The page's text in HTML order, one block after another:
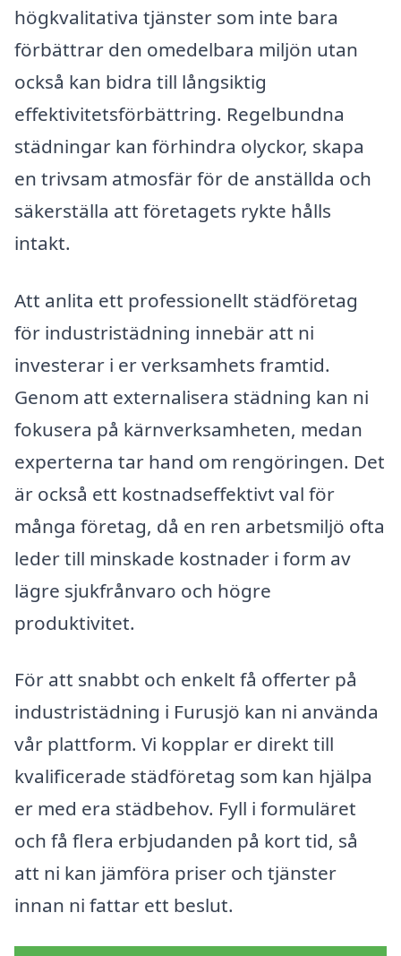
högkvalitativa tjänster som inte bara
förbättrar den omedelbara miljön utan
också kan bidra till långsiktig
effektivitetsförbättring. Regelbundna
städningar kan förhindra olyckor, skapa
en trivsam atmosfär för de anställda och
säkerställa att företagets rykte hålls
intakt.
Att anlita ett professionellt städföretag
för industristädning innebär att ni
investerar i er verksamhets framtid.
Genom att externalisera städning kan ni
fokusera på kärnverksamheten, medan
experterna tar hand om rengöringen. Det
är också ett kostnadseffektivt val för
många företag, då en ren arbetsmiljö ofta
leder till minskade kostnader i form av
lägre sjukfrånvaro och högre
produktivitet.
För att snabbt och enkelt få offerter på
industristädning i Furusjö kan ni använda
vår plattform. Vi kopplar er direkt till
kvalificerade städföretag som kan hjälpa
er med era städbehov. Fyll i formuläret
och få flera erbjudanden på kort tid, så
att ni kan jämföra priser och tjänster
innan ni fattar ett beslut.